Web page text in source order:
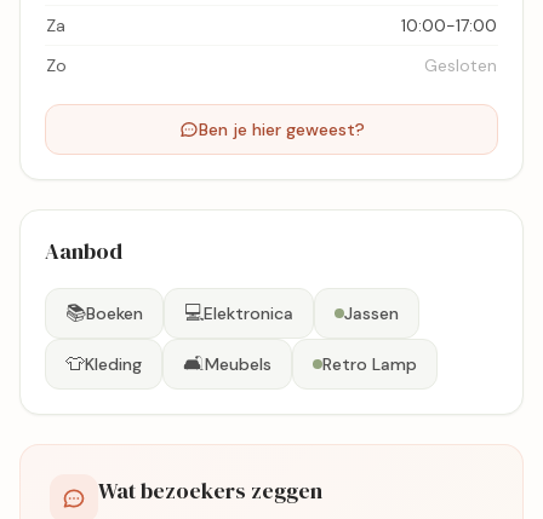
Za
10:00-17:00
Zo
Gesloten
Ben je hier geweest?
Aanbod
📚Boeken 💻Elektronica Jassen
👕Kleding 🛋️Meubels Retro Lamp
Wat bezoekers zeggen